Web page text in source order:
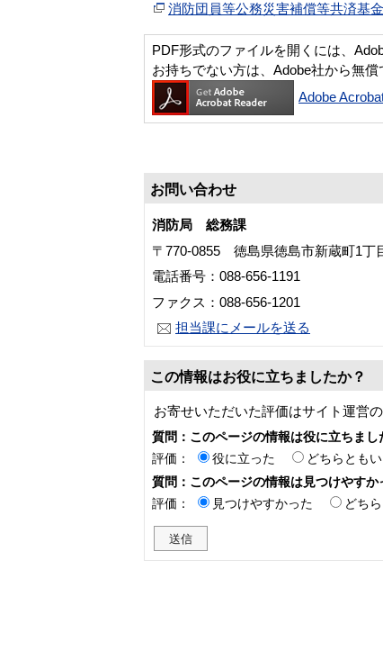
消防団員等公務災害補償等共済基
PDF形式のファイルを開くには、
お持ちでない方は、Adobe社から無償
Adobe
お問い合わせ
消防局 総務課
〒770-0855 徳島県徳島市新蔵町1
電話番号：088-656-1191
ファクス：088-656-1201
担当課にメールを送る
この情報はお役に立ちましたか？
お寄せいただいた評価はサイト運営
質問：このページの情報は役に立ちまし
評価：
役に立った どちらとも
質問：このページの情報は見つけやすか
評価：
見つけやすかった どち